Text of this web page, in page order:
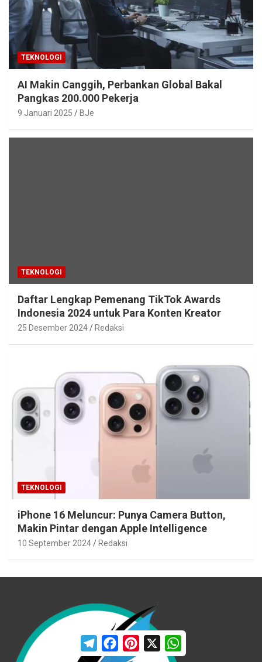
TEKNOLOGI
AI Makin Canggih, Perbankan Global Bakal
Pangkas 200.000 Pekerja
9 Januari 2025 BJe
TEKNOLOGI
Daftar Lengkap Pemenang TikTok Awards
Indonesia 2024 untuk Para Konten Kreator
25 Desember 2024 Redaksi
TEKNOLOGI
iPhone 16 Meluncur: Punya Camera Button,
Makin Pintar dengan Apple Intelligence
10 September 2024 Redaksi
T
l
c
P
X
a